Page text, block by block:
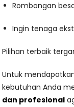
Rombongan
Ingin tenaga
Pilihan terbaik
Untuk
kebutuhan Anda
dan profesional